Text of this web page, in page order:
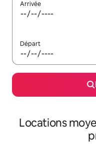
Arrivée
Départ
Locations